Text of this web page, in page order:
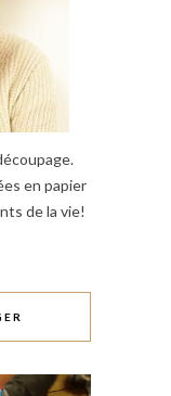
en papier
de la vie!